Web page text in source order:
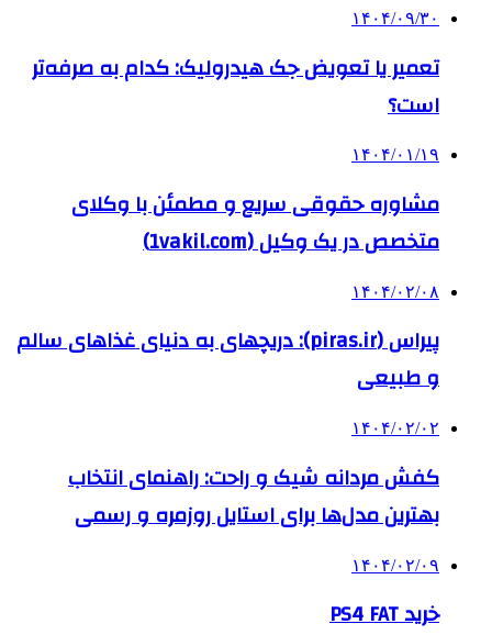
۱۴۰۴/۰۹/۳۰
تعمیر یا تعویض جک هیدرولیک: کدام به صرفه‌تر
است؟
۱۴۰۴/۰۱/۱۹
مشاوره حقوقی سریع و مطمئن با وکلای
متخصص در یک وکیل (1vakil.com)
۱۴۰۴/۰۲/۰۸
پیراس (piras.ir): دریچهای به دنیای غذاهای سالم
و طبیعی
۱۴۰۴/۰۲/۰۲
کفش مردانه شیک و راحت: راهنمای انتخاب
بهترین مدل‌ها برای استایل روزمره و رسمی
۱۴۰۴/۰۲/۰۹
خرید PS4 FAT